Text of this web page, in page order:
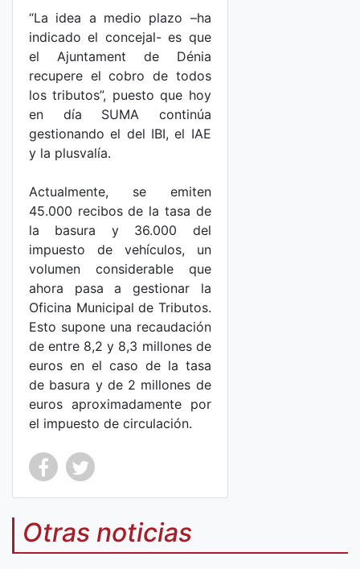
“La idea a medio plazo –ha
indicado el concejal- es que
el Ajuntament de Dénia
recupere el cobro de todos
los tributos”, puesto que hoy
en día SUMA continúa
gestionando el del IBI, el IAE
y la plusvalía.
Actualmente, se emiten
45.000 recibos de la tasa de
la basura y 36.000 del
impuesto de vehículos, un
volumen considerable que
ahora pasa a gestionar la
Oficina Municipal de Tributos.
Esto supone una recaudación
de entre 8,2 y 8,3 millones de
euros en el caso de la tasa
de basura y de 2 millones de
euros aproximadamente por
el impuesto de circulación.
Co
mp
art
Co
mp
art
Otras noticias